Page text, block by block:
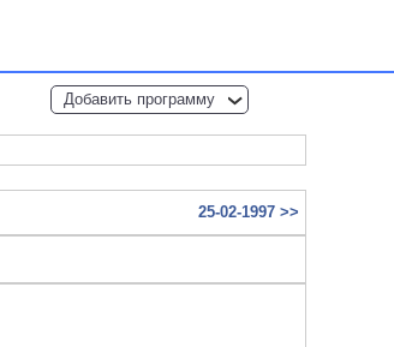
Добавить программу
25-02-1997 >>